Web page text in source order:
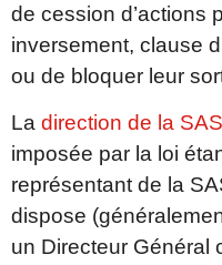
de cession d’actions
inversement, clause
ou de bloquer leur
La direction de la
imposée par la loi
représentant de la
dispose
un Directeur Général